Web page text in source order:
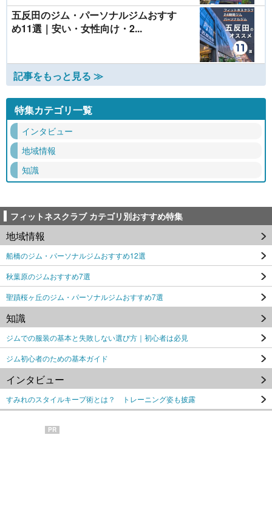
五反田のジム・パーソナルジムおすす
め11選｜安い・女性向け・2...
記事をもっと見る ≫
特集カテゴリ一覧
インタビュー
地域情報
知識
フィットネスクラブ カテゴリ別おすすめ特集
地域情報
船橋のジム・パーソナルジムおすすめ12選
秋葉原のジムおすすめ7選
聖蹟桜ヶ丘のジム・パーソナルジムおすすめ7選
知識
ジムでの服装の基本と失敗しない選び方｜初心者は必見
ジム初心者のための基本ガイド
インタビュー
すみれのスタイルキープ術とは？ トレーニング姿も披露
PR